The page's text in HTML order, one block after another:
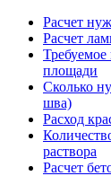
Расчет
Расчет
Требуемое
площади
Сколько
шва)
Расход
раствора
Расчет